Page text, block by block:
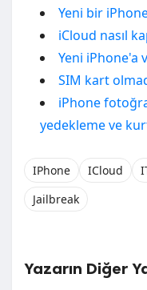
Yeni bir
iCloud nasıl
Yeni iPhone'a
SIM kart
iPhone
yedekleme ve
IPhone ICloud
Jailbreak
Yazarın Diğer